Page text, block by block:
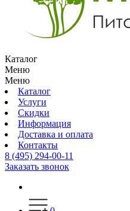
Каталог
Меню
Меню
Каталог
Услуги
Скидки
Информация
Доставка и оплата
Контакты
8 (495) 294-00-11
Заказать звонок